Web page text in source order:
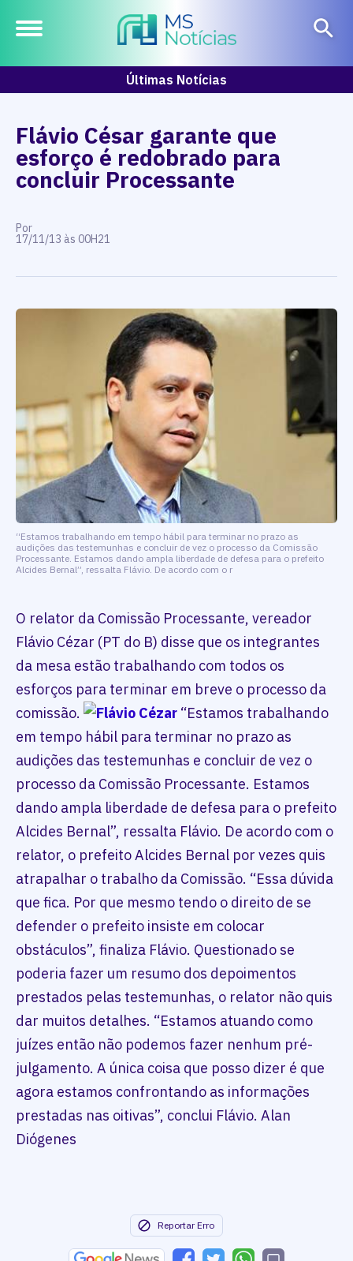
Últimas Notícias
Flávio César garante que
esforço é redobrado para
concluir Processante
Por
17/11/13 às 00H21
“Estamos trabalhando em tempo hábil para terminar no prazo as
audições das testemunhas e concluir de vez o processo da Comissão
Processante. Estamos dando ampla liberdade de defesa para o prefeito
Alcides Bernal”, ressalta Flávio. De acordo com o r
O relator da Comissão Processante, vereador
Flávio Cézar (PT do B) disse que os integrantes
da mesa estão trabalhando com todos os
esforços para terminar em breve o processo da
comissão.
“Estamos trabalhando
em tempo hábil para terminar no prazo as
audições das testemunhas e concluir de vez o
processo da Comissão Processante. Estamos
dando ampla liberdade de defesa para o prefeito
Alcides Bernal”, ressalta Flávio. De acordo com o
relator, o prefeito Alcides Bernal por vezes quis
atrapalhar o trabalho da Comissão. “Essa dúvida
que fica. Por que mesmo tendo o direito de se
defender o prefeito insiste em colocar
obstáculos”, finaliza Flávio. Questionado se
poderia fazer um resumo dos depoimentos
prestados pelas testemunhas, o relator não quis
dar muitos detalhes. “Estamos atuando como
juízes então não podemos fazer nenhum pré-
julgamento. A única coisa que posso dizer é que
agora estamos confrontando as informações
prestadas nas oitivas”, conclui Flávio. Alan
Diógenes
Reportar Erro